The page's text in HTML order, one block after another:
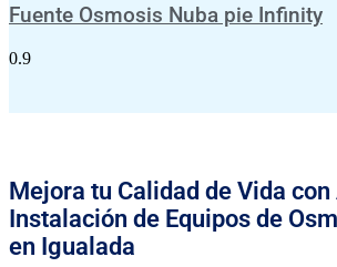
Fuente Osmosis Nuba pie Infinity
Mejora tu Calidad de Vida
Instalación de Equipos de
en Igualada